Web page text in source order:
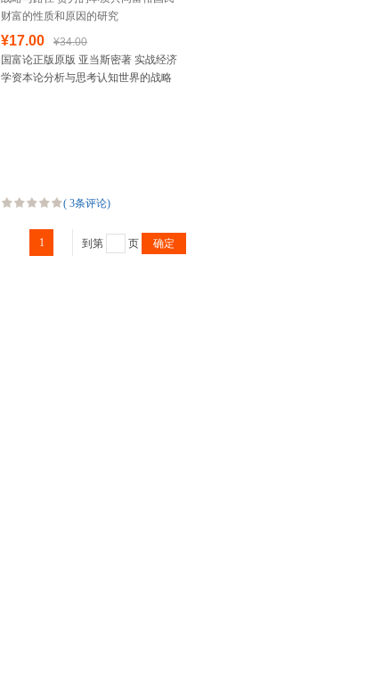
¥17.00
¥34.00
国富论正版原版 亚当斯密著 实战经济
学资本论分析与思考认知世界的战略
( 3条评论)
到第 页 确定
1